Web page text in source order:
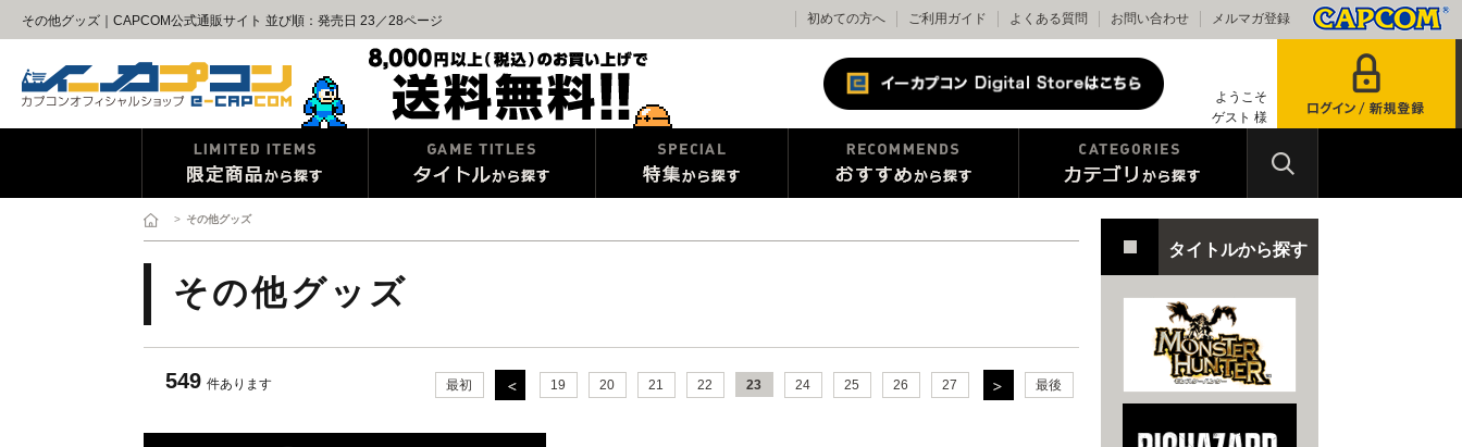
その他グッズ｜CAPCOM公式通販サイト 並び順：発売日 23／28ページ 初めての方へ ご利用ガイド よくある質問 お問い合わせ メルマガ登録
ようこそ
ゲスト 様
> その他グッズ
その他グッズ
549 件あります 最初 19 20 21 22 23 24 25 26 27 最後
タイトルから探す